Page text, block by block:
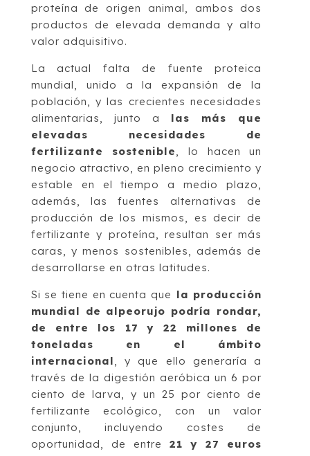
proteína de origen animal, ambos dos
productos de elevada demanda y alto
valor adquisitivo.
La actual falta de fuente proteica
mundial, unido a la expansión de la
población, y las crecientes necesidades
alimentarias, junto a las más que
elevadas necesidades de
fertilizante sostenible
, lo hacen un
negocio atractivo, en pleno crecimiento y
estable en el tiempo a medio plazo,
además, las fuentes alternativas de
producción de los mismos, es decir de
fertilizante y proteína, resultan ser más
caras, y menos sostenibles, además de
desarrollarse en otras latitudes.
Si se tiene en cuenta que la producción
mundial de alpeorujo podría rondar,
de entre los 17 y 22 millones de
toneladas en el ámbito
internacional , y que ello generaría a
través de la digestión aeróbica un 6 por
ciento de larva, y un 25 por ciento de
fertilizante ecológico, con un valor
conjunto, incluyendo costes de
oportunidad, de entre 21 y 27 euros